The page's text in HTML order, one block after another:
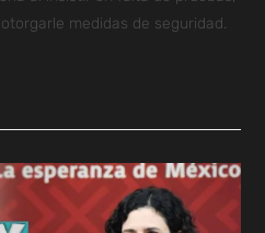
medidas de seguridad.